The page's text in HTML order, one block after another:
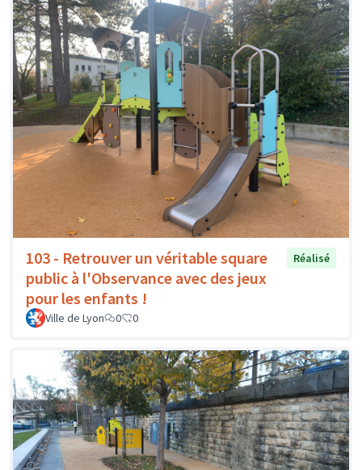
103 - Retrouver un véritable square
public à l'Observance avec des jeux
pour les enfants !
Réalisé
Ville de Lyon 0 0